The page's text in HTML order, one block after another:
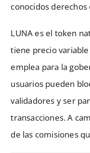
conocidos
LUNA es el token
tiene precio
emplea para la
usuarios pueden
validadores y ser
transacciones. A
de las comisiones